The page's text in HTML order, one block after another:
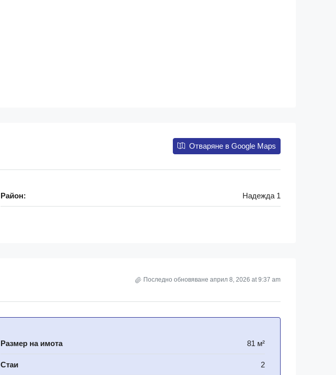
Отваряне в Google Maps
Район: Надежда 1
Последно обновяване април 8, 2026 at 9:37 am
Размер на имота 81 м²
Стаи 2